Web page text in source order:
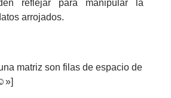
reflejar para manipular la
arrojados.
matriz son filas de espacio de